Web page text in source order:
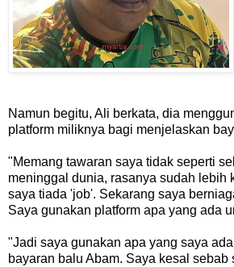
Namun begitu, Ali berkata, dia
platform miliknya bagi menjelaskan
"Memang tawaran saya tidak seperti
meninggal dunia, rasanya sudah lebih
saya tiada 'job'. Sekarang saya
Saya gunakan platform apa yang ada
"Jadi saya gunakan apa yang saya
bayaran balu Abam. Saya kesal sebab